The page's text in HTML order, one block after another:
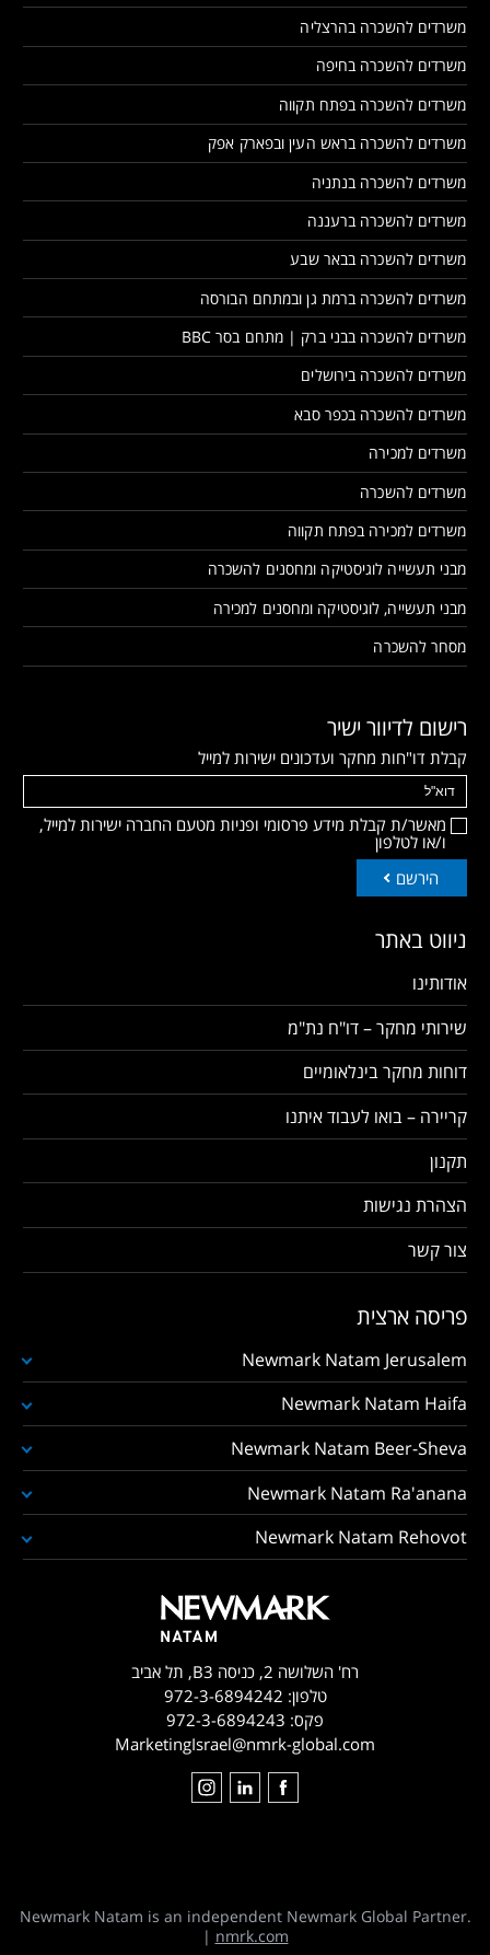
משרדים להשכרה בהרצליה
משרדים להשכרה בחיפה
משרדים להשכרה בפתח תקווה
משרדים להשכרה בראש העין ובפארק אפק
משרדים להשכרה בנתניה
משרדים להשכרה ברעננה
משרדים להשכרה בבאר שבע
משרדים להשכרה ברמת גן ובמתחם הבורסה
משרדים להשכרה בבני ברק | מתחם בסר BBC
משרדים להשכרה בירושלים
משרדים להשכרה בכפר סבא
משרדים למכירה
משרדים להשכרה
משרדים למכירה בפתח תקווה
מבני תעשייה לוגיסטיקה ומחסנים להשכרה
מבני תעשייה, לוגיסטיקה ומחסנים למכירה
מסחר להשכרה
רישום לדיוור ישיר
קבלת דו"חות מחקר ועדכונים ישירות למייל
מאשר/ת קבלת מידע פרסומי ופניות מטעם החברה ישירות למייל,
ו/או לטלפון
הירשם
ניווט באתר
אודותינו
שירותי מחקר – דו"ח נת"מ
דוחות מחקר בינלאומיים
קריירה – בואו לעבוד איתנו
תקנון
הצהרת נגישות
צור קשר
פריסה ארצית
Newmark Natam Jerusalem
Newmark Natam Haifa
Newmark Natam Beer-Sheva
Newmark Natam Ra'anana
Newmark Natam Rehovot
רח' השלושה 2, כניסה B3, תל אביב
טלפון: 972-3-6894242
פקס: 972-3-6894243
MarketingIsrael@nmrk-global.com
Newmark Natam is an independent Newmark Global Partner.
| nmrk.com